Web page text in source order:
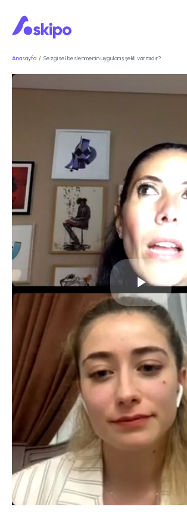
Anasayfa Sezgisel beslenmenin uygulanış şekli var mıdır?
Play
Video